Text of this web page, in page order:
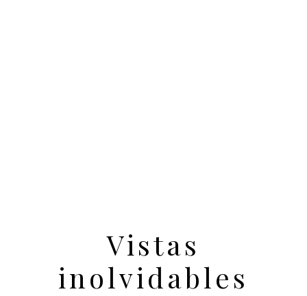
Vistas
inolvidables